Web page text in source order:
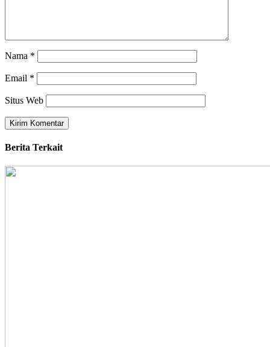
Nama *
Email *
Situs Web
Berita Terkait